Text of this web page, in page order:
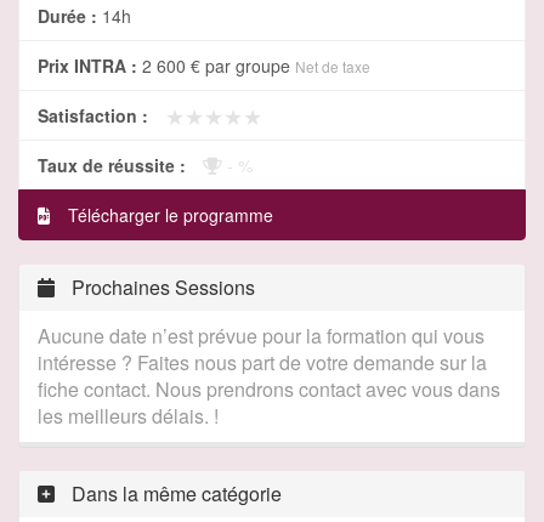
Durée : 14h
Prix INTRA : 2 600 € par groupe Net de taxe
Satisfaction : ★★★★★
★★★★★
Taux de réussite : - %
Télécharger le programme
Prochaines Sessions
Aucune date n’est prévue pour la formation qui vous
intéresse ? Faites nous part de votre demande sur la
fiche contact. Nous prendrons contact avec vous dans
les meilleurs délais. !
Dans la même catégorie